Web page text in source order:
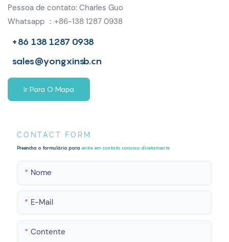
Pessoa de contato: Charles Guo
Whatsapp ：+86-138 1287 0938
+86 138 1287 0938
sales@yongxinsb.cn
Ir Para O Mapa
CONTACT FORM
Preencha o formulário para entre em contato conosco diretamente
Nome
E-Mail
Contente